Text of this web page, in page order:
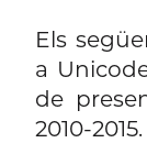
Els
a
de
2010-2015.